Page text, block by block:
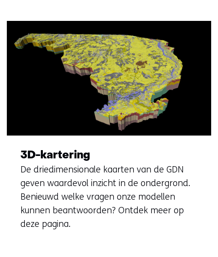
3D-kartering
De driedimensionale kaarten van de GDN
geven waardevol inzicht in de ondergrond.
Benieuwd welke vragen onze modellen
kunnen beantwoorden? Ontdek meer op
deze pagina.